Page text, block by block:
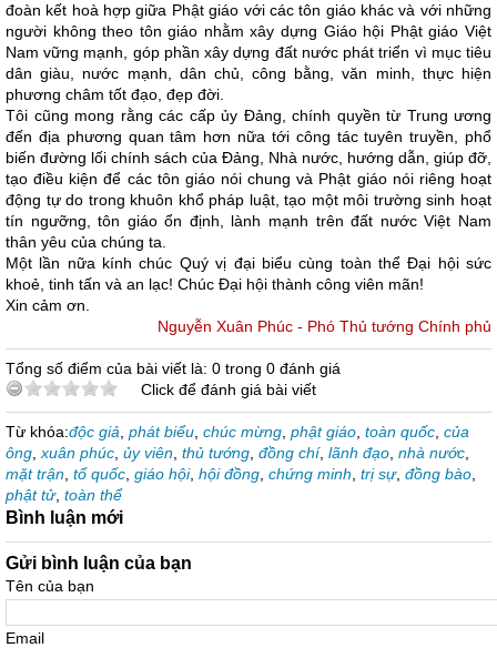
đoàn kết hoà hợp giữa Phật giáo với các tôn giáo khác và với những
người không theo tôn giáo nhằm xây dựng Giáo hội Phật giáo Việt
Nam vững mạnh, góp phần xây dựng đất nước phát triển vì mục tiêu
dân giàu, nước mạnh, dân chủ, công bằng, văn minh, thực hiện
phương châm tốt đạo, đẹp đời.
Tôi cũng mong rằng các cấp ủy Đảng, chính quyền từ Trung ương
đến địa phương quan tâm hơn nữa tới công tác tuyên truyền, phổ
biến đường lối chính sách của Đảng, Nhà nước, hướng dẫn, giúp đỡ,
tạo điều kiện để các tôn giáo nói chung và Phật giáo nói riêng hoạt
động tự do trong khuôn khổ pháp luật, tạo một môi trường sinh hoạt
tín ngưỡng, tôn giáo ổn định, lành mạnh trên đất nước Việt Nam
thân yêu của chúng ta.
Một lần nữa kính chúc Quý vị đại biểu cùng toàn thể Đại hội sức
khoẻ, tinh tấn và an lạc! Chúc Đại hội thành công viên mãn!
Xin cảm ơn.
Nguyễn Xuân Phúc - Phó Thủ tướng Chính phủ
Tổng số điểm của bài viết là: 0 trong 0 đánh giá
Click để đánh giá bài viết
Từ khóa:độc giả phát biểu chúc mừng phật giáo toàn quốc của
ông xuân phúc ủy viên thủ tướng đồng chí, lãnh đạo nhà nước
mặt trận tổ quốc giáo hội, hội đồng chứng minh trị sự, đồng bào
phật tử, toàn thể
Bình luận mới
Gửi bình luận của bạn
Tên của bạn
Email